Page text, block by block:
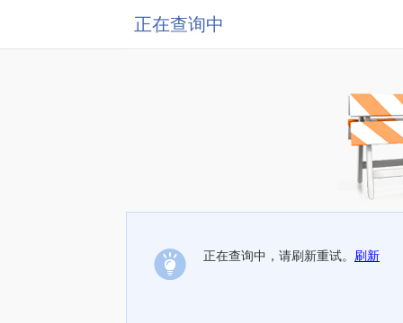
正在查询中
正在查询中，请刷新重试。 刷新